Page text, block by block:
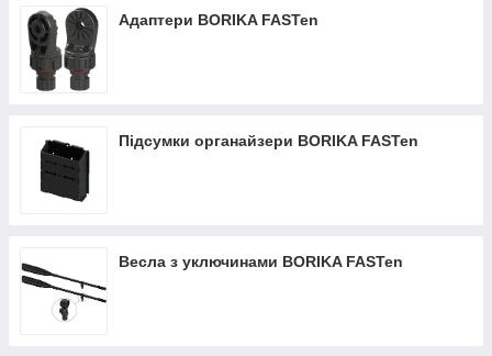
Адаптери BORIKA FASTen
Підсумки органайзери BORIKA FASTen
Весла з уключинами BORIKA FASTen